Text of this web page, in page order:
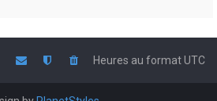
Heures au formatUTC